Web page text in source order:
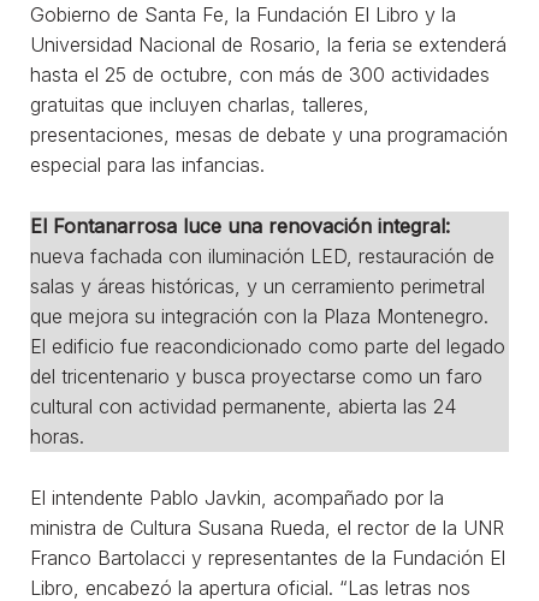
Gobierno de Santa Fe, la Fundación El Libro y la
Universidad Nacional de Rosario, la feria se extenderá
hasta el 25 de octubre, con más de 300 actividades
gratuitas que incluyen charlas, talleres,
presentaciones, mesas de debate y una programación
especial para las infancias.
El Fontanarrosa luce una renovación integral:
nueva fachada con iluminación LED, restauración de
salas y áreas históricas, y un cerramiento perimetral
que mejora su integración con la Plaza Montenegro.
El edificio fue reacondicionado como parte del legado
del tricentenario y busca proyectarse como un faro
cultural con actividad permanente, abierta las 24
horas.
El intendente Pablo Javkin, acompañado por la
ministra de Cultura Susana Rueda, el rector de la UNR
Franco Bartolacci y representantes de la Fundación El
Libro, encabezó la apertura oficial. “Las letras nos